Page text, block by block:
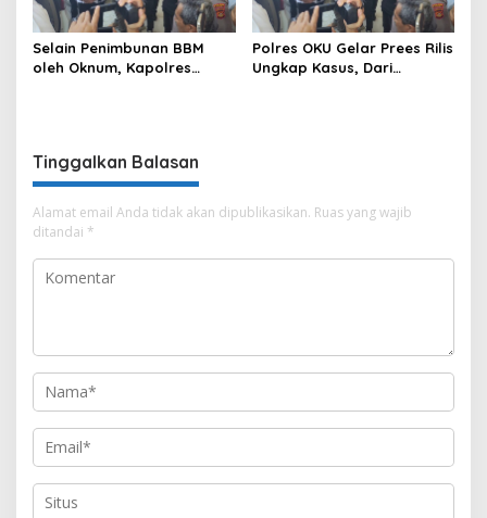
Selain Penimbunan BBM
oleh Oknum, Kapolres
Polres OKU Gelar Prees Rilis
Ungkap Kasus, Dari
Tinggalkan Balasan
Alamat email Anda tidak akan dipublikasikan. Ruas yang wajib
ditandai *